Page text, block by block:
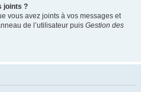
joints ?
vous avez joints à vos messages et
de l’utilisateur puis Gestion des